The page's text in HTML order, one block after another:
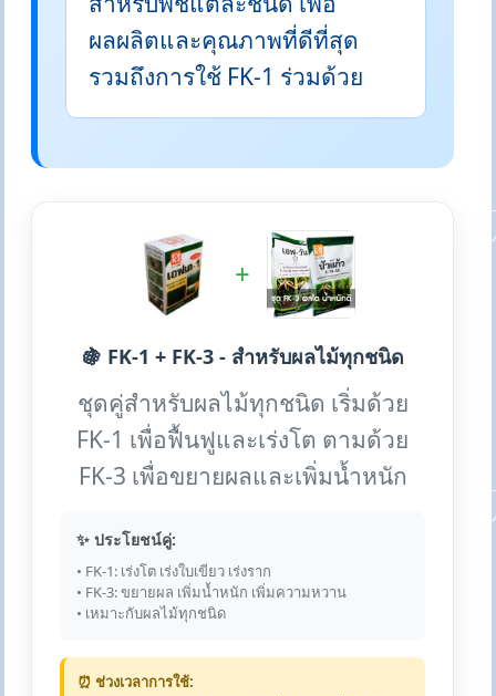
ผลผลิตและคุณภาพที่ดีที่สุด
รวมถึงการใช้ FK-1 ร่วมด้วย
+
🍇 FK-1 + FK-3 - สำหรับผลไม้ทุกชนิด
ชุดคู่สำหรับผลไม้ทุกชนิด เริ่มด้วย
FK-1 เพื่อฟื้นฟูและเร่งโต ตามด้วย
FK-3 เพื่อขยายผลและเพิ่มน้ำหนัก
✨ ประโยชน์คู่:
• FK-1: เร่งโต เร่งใบเขียว เร่งราก
• FK-3: ขยายผล เพิ่มน้ำหนัก เพิ่มความหวาน
• เหมาะกับผลไม้ทุกชนิด
⏰ ช่วงเวลาการใช้: